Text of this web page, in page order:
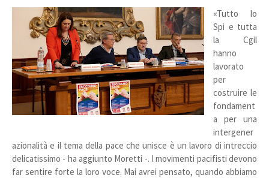
«Tutto lo
Spi e tutta
la Cgil
hanno
lavorato
per
costruire le
fondament
a per una
intergener
azionalità e il tema della pace che unisce è un lavoro di intreccio
delicatissimo - ha aggiunto Moretti -. I movimenti pacifisti devono
far sentire forte la loro voce. Mai avrei pensato, quando abbiamo